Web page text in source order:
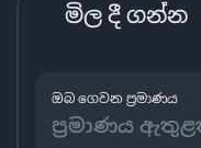
මිල දී ගන්න
ඔබ ගෙවන ප්‍රමාණය